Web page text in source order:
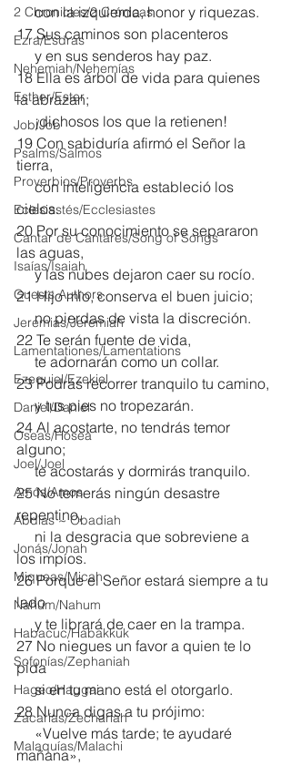
2 Chronicles/2 Crónicas
Ezra/Esdras
Nehemiah/Nehemías
Esther/Ester
Job/Job
Psalms/Salmos
Proverbios/Proverbs
Eclesiastés/Ecclesiastes
Cantar de Cantares/Song of Songs
Isaías/Isaiah
Guests Authors
Jeremias/Jeremiah
Lamentationes/Lamentations
Ezequiel/Ezekiel
Daniel/Daniel
Oseas/Hosea
Joel/Joel
Amós/Amos
Abdías ~ Obadiah
Jonás/Jonah
Miqueas/Micah
Nahúm/Nahum
Habacuc/Habakkuk
Sofonías/Zephaniah
Hageo/Haggai
Zacarías/Zechariah
Malaquías/Malachi
     con la izquierda, honor y riquezas.
17 Sus caminos son placenteros
     y en sus senderos hay paz.
18 Ella es árbol de vida para quienes
la abrazan;
     ¡dichosos los que la retienen!
19 Con sabiduría afirmó el Señor la
tierra,
     con inteligencia estableció los
cielos.
20 Por su conocimiento se separaron
las aguas,
     y las nubes dejaron caer su rocío.
21 Hijo mío, conserva el buen juicio;
     no pierdas de vista la discreción.
22 Te serán fuente de vida,
     te adornarán como un collar.
23 Podrás recorrer tranquilo tu camino,
     y tus pies no tropezarán.
24 Al acostarte, no tendrás temor
alguno;
     te acostarás y dormirás tranquilo.
25 No temerás ningún desastre
repentino,
los impíos.
26 Porque el Señor estará siempre a tu
lado
     y te librará de caer en la trampa.
27 No niegues un favor a quien te lo
pida
     si en tu mano está el otorgarlo.
28 Nunca digas a tu prójimo:
mañana»,